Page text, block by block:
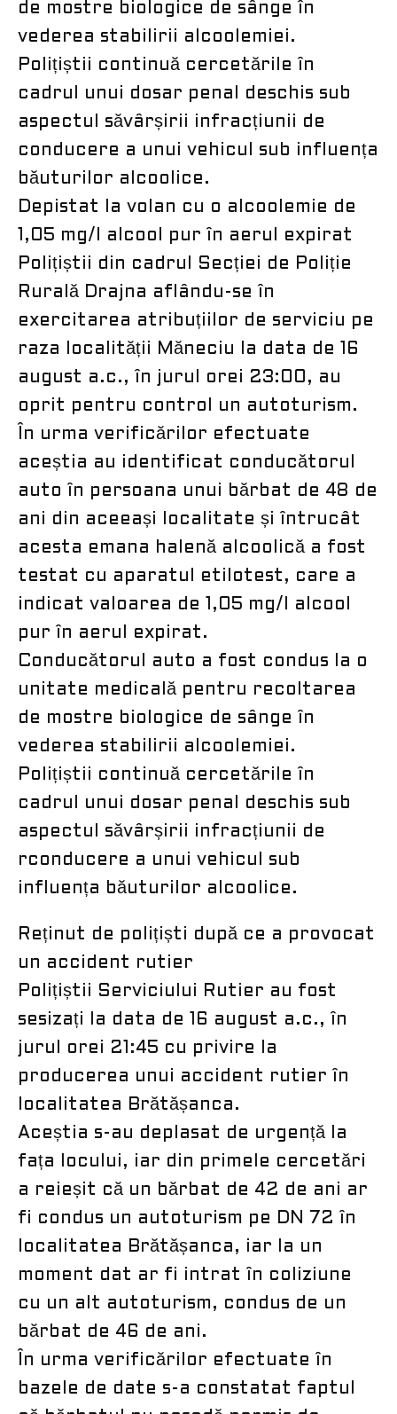
de mostre biologice de sânge în
vederea stabilirii alcoolemiei.
Polițiștii continuă cercetările în
cadrul unui dosar penal deschis sub
aspectul săvârșirii infracțiunii de
conducere a unui vehicul sub influența
băuturilor alcoolice.
Depistat la volan cu o alcoolemie de
1,05 mg/l alcool pur în aerul expirat
Polițiștii din cadrul Secției de Poliție
Rurală Drajna aflându-se în
exercitarea atribuțiilor de serviciu pe
raza localității Măneciu la data de 16
august a.c., în jurul orei 23:00, au
oprit pentru control un autoturism.
În urma verificărilor efectuate
aceștia au identificat conducătorul
auto în persoana unui bărbat de 48 de
ani din aceeași localitate și întrucât
acesta emana halenă alcoolică a fost
testat cu aparatul etilotest, care a
indicat valoarea de 1,05 mg/l alcool
pur în aerul expirat.
Conducătorul auto a fost condus la o
unitate medicală pentru recoltarea
de mostre biologice de sânge în
vederea stabilirii alcoolemiei.
Polițiștii continuă cercetările în
cadrul unui dosar penal deschis sub
aspectul săvârșirii infracțiunii de
rconducere a unui vehicul sub
influența băuturilor alcoolice.
Reținut de polițiști după ce a provocat
un accident rutier
Polițiștii Serviciului Rutier au fost
sesizați la data de 16 august a.c., în
jurul orei 21:45 cu privire la
producerea unui accident rutier în
localitatea Brătășanca.
Aceștia s-au deplasat de urgență la
fața locului, iar din primele cercetări
a reieșit că un bărbat de 42 de ani ar
fi condus un autoturism pe DN 72 în
localitatea Brătășanca, iar la un
moment dat ar fi intrat în coliziune
cu un alt autoturism, condus de un
bărbat de 46 de ani.
În urma verificărilor efectuate în
bazele de date s-a constatat faptul